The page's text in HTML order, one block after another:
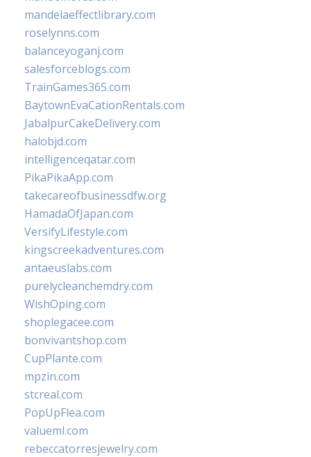
mandelaeffectlibrary.com
roselynns.com
balanceyoganj.com
salesforceblogs.com
TrainGames365.com
BaytownEvaCationRentals.com
JabalpurCakeDelivery.com
halobjd.com
intelligenceqatar.com
PikaPikaApp.com
takecareofbusinessdfw.org
HamadaOfJapan.com
VersifyLifestyle.com
kingscreekadventures.com
antaeuslabs.com
purelycleanchemdry.com
WishOping.com
shoplegacee.com
bonvivantshop.com
CupPlante.com
mpzin.com
stcreal.com
PopUpFlea.com
valueml.com
rebeccatorresjewelry.com